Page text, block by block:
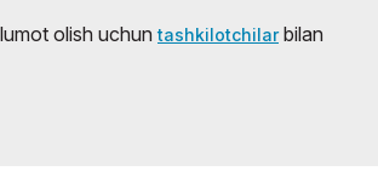
olish uchuntashkilotchilarbilan